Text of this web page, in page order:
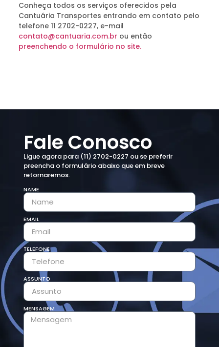
Conheça todos os serviços oferecidos pela
Cantuária Transportes entrando em contato pelo
telefone 11 2702-0227, e-mail
contato@cantuaria.com.br ou então
preenchendo o formulário no site.
Fale Conosco
Ligue agora para (11) 2702-0227 ou se preferir
preencha o formulário abaixo que em breve
retornaremos.
NAME
EMAIL
TELEFONE
ASSUNTO
MENSAGEM